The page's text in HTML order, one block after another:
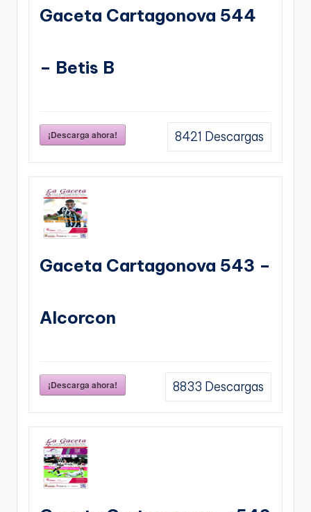
Gaceta Cartagonova 544
– Betis B
¡Descarga ahora! 8421 Descargas
Gaceta Cartagonova 543 –
Alcorcon
¡Descarga ahora! 8833 Descargas